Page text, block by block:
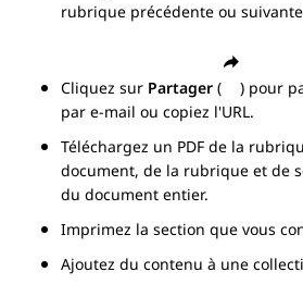
rubrique précédente ou
Cliquez sur Partager (
) pour
par e-mail ou copiez l'URL.
Téléchargez un PDF de la
document, de la rubrique et de
du document entier.
Imprimez la section que vous
Ajoutez du contenu à une